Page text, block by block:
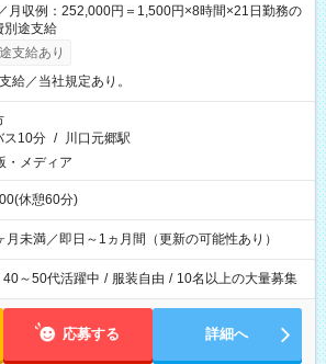
月収例：252,000円＝1,500円×8時間×21日勤務の
別途支給
支給あり
給／当社規定あり。
ス10分 / 川口元郷駅
・メディア
休憩60分)
月未満／即日～1ヵ月間（更新の可能性あり）
40～50代活躍中 / 服装自由 / 10名以上の大量募集
応募する 詳細へ